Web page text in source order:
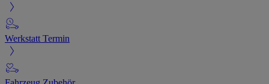
Werkstatt Termin